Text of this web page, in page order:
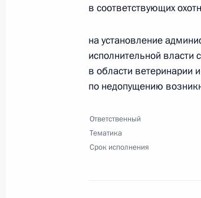
8 сентября 2017
Перечень поручений
7 сентября 2017
в соответствующих
на установление
исполнительной
в области ветеринарии
по недопущению
Ответственный
Тематика
Срок исполнения